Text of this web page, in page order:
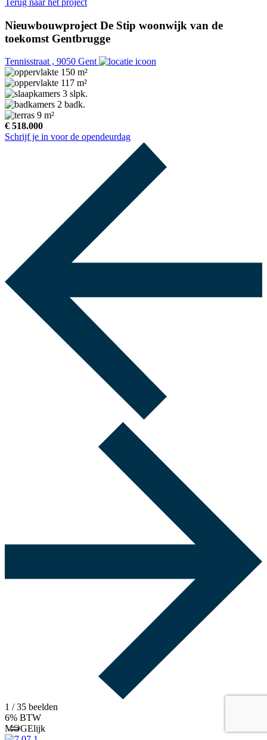
Terug naar het project
Nieuwbouwproject De Stip woonwijk van de
toekomst Gentbrugge
Tennisstraat , 9050 Gent
150 m²
117 m²
3 slpk.
2 badk.
9 m²
€ 518.000
Schrijf je in voor de opendeurdag
1 / 35 beelden
6% BTW
MOGElijk